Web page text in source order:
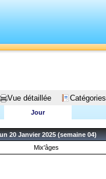
Vue détaillée Catégories
Jour
20 Janvier 2025 (semaine 04)
Mix'âges